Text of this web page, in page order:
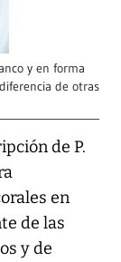
y en forma
de otras
de P.
en
de las
y de